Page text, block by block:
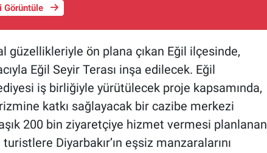
Görüntüle
güzellikleriyle ön plana çıkan Eğil ilçesinde,
Eğil Seyir Terası inşa edilecek. Eğil
iş birliğiyle yürütülecek proje kapsamında,
katkı sağlayacak bir cazibe merkezi
200 bin ziyaretçiye hizmet vermesi planlanan
Diyarbakır’ın eşsiz manzaralarını